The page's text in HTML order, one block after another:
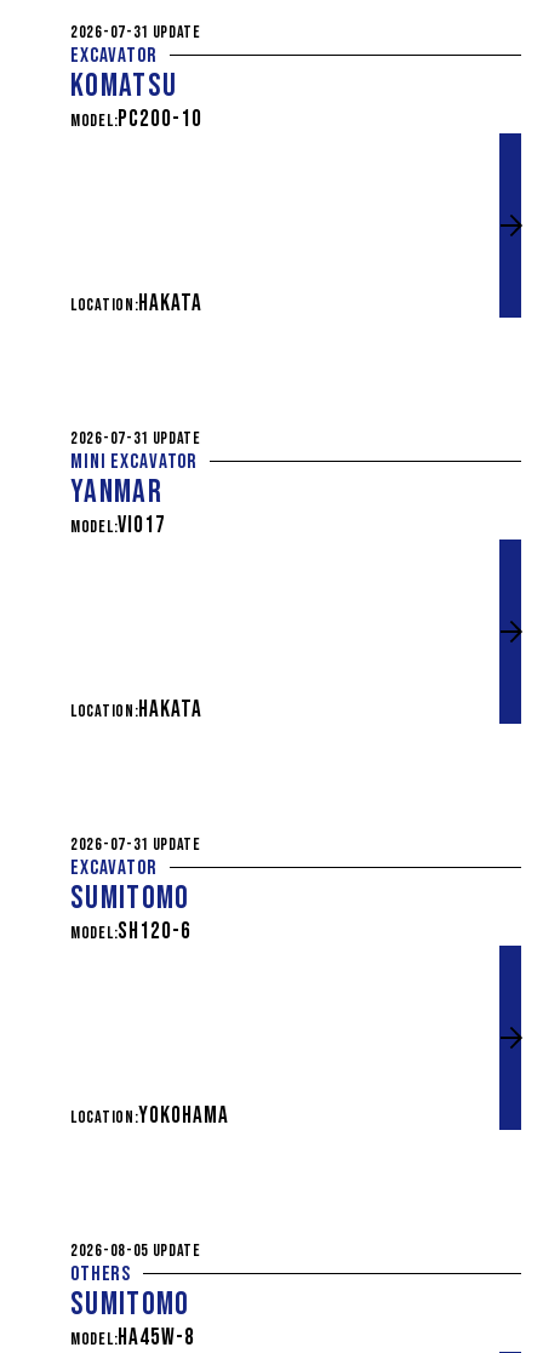
2026-07-31 UPDATE
EXCAVATOR
KOMATSU
MODEL:PC200-10
LOCATION:HAKATA
2026-07-31 UPDATE
MINI EXCAVATOR
YANMAR
MODEL:VIO17
LOCATION:HAKATA
2026-07-31 UPDATE
EXCAVATOR
SUMITOMO
MODEL:SH120-6
LOCATION:YOKOHAMA
2026-08-05 UPDATE
OTHERS
SUMITOMO
MODEL:HA45W-8